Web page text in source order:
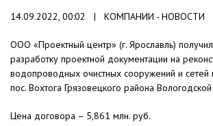
14.09.2022, 00:02 | КОМПАНИИ - НОВОСТИ
ООО «Проектный центр» (г. Ярославль)
разработку проектной документации на
водопроводных очистных сооружений и сетей
пос. Вохтога Грязовецкого района Вологодской
Цена договора – 5,861 млн. руб.